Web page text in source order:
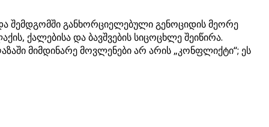
შემდგომში განხორციელებული გენოციდის მეორე
ქალებისა და ბავშვების სიცოცხლე შეიწირა.
მიმდინარე მოვლენები არ არის „კონფლიქტი“; ეს